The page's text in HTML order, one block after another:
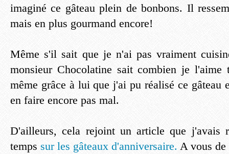
imaginé ce gâteau plein de bonbons. Il
mais en plus gourmand encore!
Même s'il sait que je n'ai pas vraiment
monsieur Chocolatine sait combien je l'aime
même grâce à lui que j'ai pu réalisé ce gâteau
en faire encore pas mal.
D'ailleurs, cela rejoint un article que j'avais
temps sur les gâteaux d'anniversaire. A vous